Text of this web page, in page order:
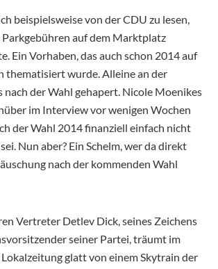
beispielsweise von der CDU zu lesen,
Parkgebühren auf dem Marktplatz
Ein Vorhaben, das auch schon 2014 auf
thematisiert wurde. Alleine an der
nach der Wahl gehapert. Nicole Moenikes
im Interview vor wenigen Wochen
der Wahl 2014 finanziell einfach nicht
Nun aber? Ein Schelm, wer da direkt
nach der kommenden Wahl
Vertreter Detlev Dick, seines Zeichens
seiner Partei, träumt im
glatt von einem Skytrain der